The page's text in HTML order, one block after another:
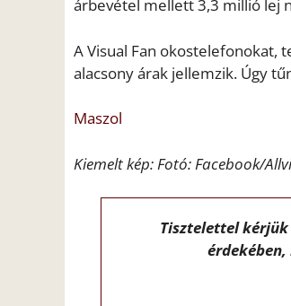
árbevétel mellett 3,3 millió lej
A Visual Fan okostelefonokat,
alacsony árak jellemzik. Úgy
Maszol
Kiemelt kép:Fotó: Facebook/
Tisztelettel kérjük